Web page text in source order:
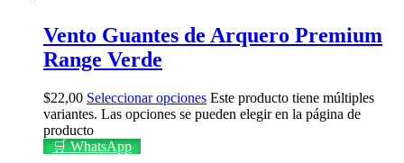
Vento Guantes de Arquero Premium
Range Verde
$22,00 Seleccionar opciones Este producto tiene múltiples
variantes. Las opciones se pueden elegir en la página de
producto
🛒 WhatsApp